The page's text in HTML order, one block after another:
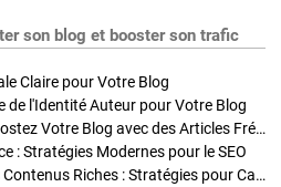
son blog et booster son trafic
Claire pour Votre Blog
de l'Identité Auteur pour Votre Blog
Stratégies de Publication : Boostez Votre Blog avec des Articles Fréquents et Exclusifs
: Stratégies Modernes pour le SEO
Enrichir Vos Articles avec des Contenus Riches : Stratégies pour Captiver et Optimiser